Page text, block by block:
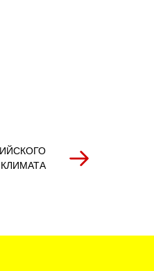
КЛИМАТА